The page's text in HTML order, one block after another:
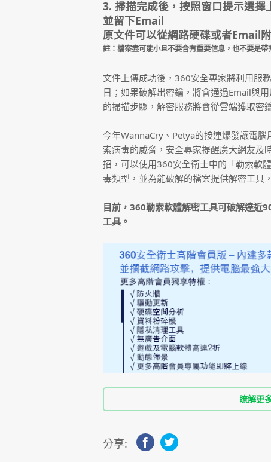
3. 掃描完成後，按照窗口提示選擇
並留下Email
原文件可以從網路硬碟或者Email
註：檔案盡可能小且不要含有重要信息，也不要是帶
文件上傳成功後，360安全專家將利用服
日；如果破解出密鑰，將會通過Email與
的掃描步驟，解密服務將會從雲端獲取密
今年WannaCry、Petya的接連爆發讓電
索病毒的威脅，安全專家提醒廣大網友及
招，可以使用360安全衛士中的「勒索軟
毒類型，並為能破解的檔案提供解密工具
目前，360勒索軟體解密工具可破解達近
工具。
瞭解更
分享: